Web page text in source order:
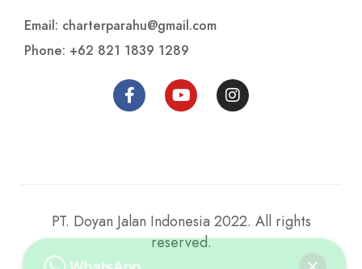
Email: charterparahu@gmail.com
Phone: +62 821 1839 1289
PT. Doyan Jalan Indonesia 2022. All rights
reserved.